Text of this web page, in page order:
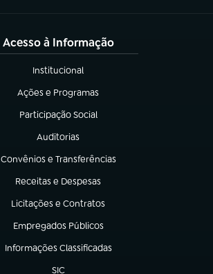
Acesso à Informação
Institucional
(abre em nova aba)
Ações e Programas
(abre em nova aba)
Participação Social
(abre em nova aba)
Auditorias
(abre em nova aba)
Convênios e Transferências
(abre em nova aba)
Receitas e Despesas
(abre em nova aba)
Licitações e Contratos
(abre em nova aba)
Empregados Públicos
(abre em nova aba)
Informações Classificadas
(abre em nova aba)
SIC